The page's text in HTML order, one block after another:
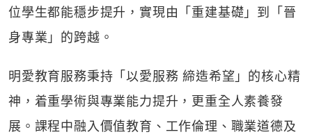
位學生都能穩步提升，實現由「重建基礎」到「晉
身專業」的跨越。
明愛教育服務秉持「以愛服務 締造希望」的核心精
神，着重學術與專業能力提升，更重全人素養發
展。課程中融入價值教育、工作倫理、職業道德及